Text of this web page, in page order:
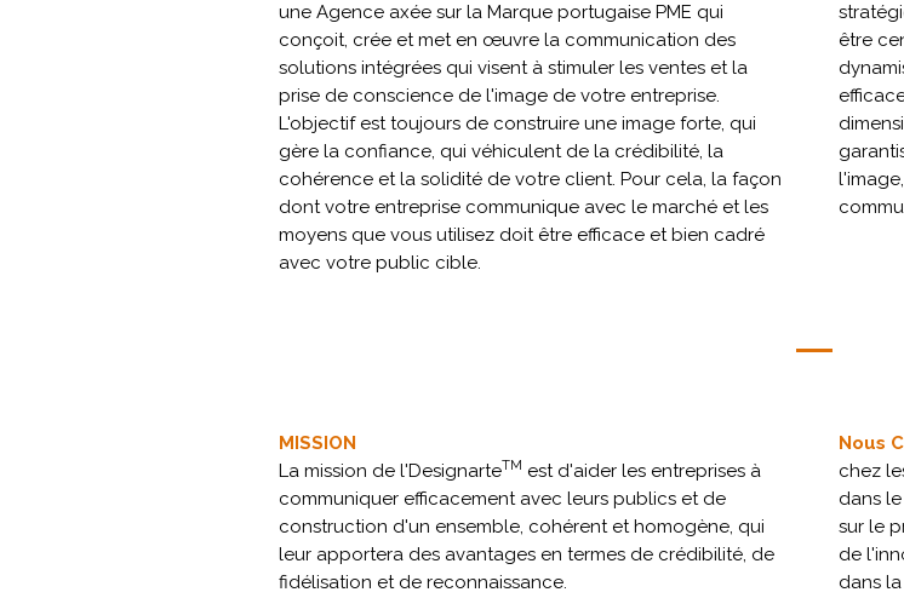
une Agence axée sur la Marque portugaise PME qui
conçoit, crée et met en œuvre la communication des
solutions intégrées qui visent à stimuler les ventes et la
prise de conscience de l'image de votre entreprise.
L'objectif est toujours de construire une image forte, qui
gère la confiance, qui véhiculent de la crédibilité, la
cohérence et la solidité de votre client. Pour cela, la façon
dont votre entreprise communique avec le marché et les
moyens que vous utilisez doit être efficace et bien cadré
avec votre public cible.
être
MISSION
La mission de l'DesignarteTM est d'aider les entreprises à
communiquer efficacement avec leurs publics et de
construction d'un ensemble, cohérent et homogène, qui
leur apportera des avantages en termes de crédibilité, de
fidélisation et de reconnaissance.
Nous
chez
dans
sur le
de
dans